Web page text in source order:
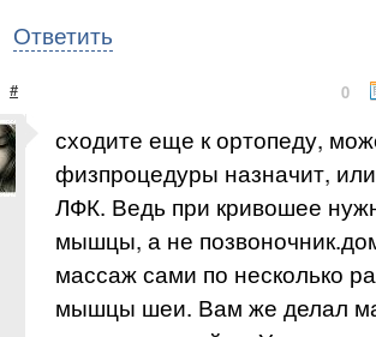
Ответить
# 0
сходите еще к ортопеду,
физпроцедуры назначит,
ЛФК. Ведь при кривошее
мышцы, а не
массаж сами по несколько
мышцы шеи. Вам же делал